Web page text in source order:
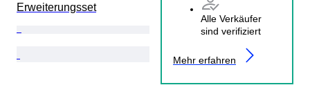
Alle Verkäufer
sind verifiziert
Mehr erfahren
Erweiterungsset